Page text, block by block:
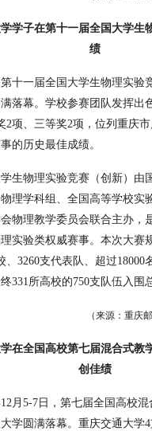
学子在第十一届全国大学生
绩
第十一届全国大学生物理实验
落幕。学校参赛团队发挥出
2项、三等奖2项，位列重庆
的历史最佳成绩。
生物理实验竞赛（创新）由
理学科组、全国高等学校实
物理教学委员会联合主办，
实验类权威赛事。本次大赛
、 3260支代表队、超过18000
331所高校的750支队伍入围
（来源：重庆
在全国高校第七届混合式教
创佳绩
12月 5-7 日，第七届全国高校
学圆满落幕。重庆交通大学4